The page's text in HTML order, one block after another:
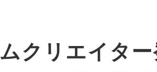
クリエイタ